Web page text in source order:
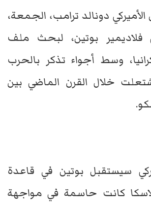
دونالد ترامب، الجمعة،
فلاديمير بوتين، لبحث ملف
وسط أجواء تذكر بالحرب
خلال القرن الماضي بين
سيستقبل بوتين في قاعدة
كانت حاسمة في مواجهة